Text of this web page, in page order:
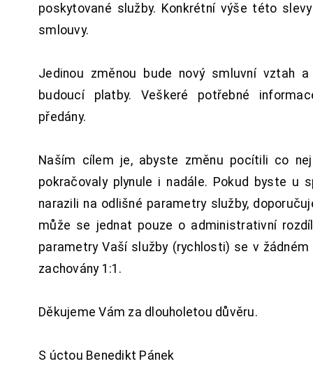
poskytované služby. Konkrétní výše této
smlouvy.
Jedinou změnou bude nový smluvní vztah
budoucí platby. Veškeré potřebné
předány.
Naším cílem je, abyste změnu pocítili co
pokračovaly plynule i nadále. Pokud byste u
narazili na odlišné parametry služby,
může se jednat pouze o administrativní
parametry Vaší služby (rychlosti) se v
zachovány 1:1.
Děkujeme Vám za dlouholetou důvěru.
S úctou Benedikt Pánek